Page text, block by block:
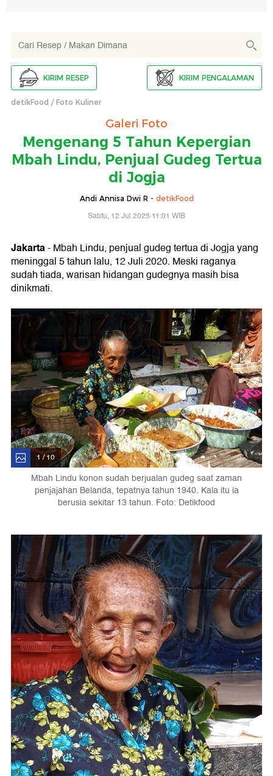
KIRIM RESEP KIRIM PENGALAMAN
detikFood Foto Kuliner
Galeri Foto
Mengenang 5 Tahun Kepergian
Mbah Lindu, Penjual Gudeg Tertua
di Jogja
Andi Annisa Dwi R - detikFood
Sabtu, 12 Jul 2025 11:01 WIB
Jakarta- Mbah Lindu, penjual gudeg tertua di Jogja yang
meninggal 5 tahun lalu, 12 Juli 2020. Meski raganya
sudah tiada, warisan hidangan gudegnya masih bisa
dinikmati.
1 / 10
Mbah Lindu konon sudah berjualan gudeg saat zaman
penjajahan Belanda, tepatnya tahun 1940. Kala itu ia
berusia sekitar 13 tahun. Foto: Detikfood